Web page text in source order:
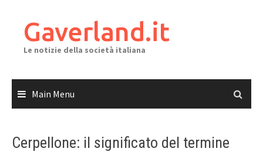
contentGaverland.it
Le notizie della società italiana
Main Menu
Cerpellone: il significato del termine